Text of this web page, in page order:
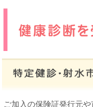
ご加入の保険証発行元